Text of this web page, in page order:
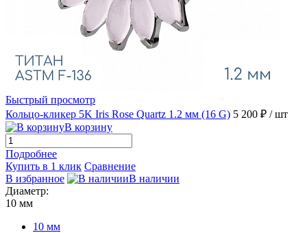
Быстрый просмотр
Кольцо-кликер 5K Iris Rose Quartz 1.2 мм (16 G) 5 200 ₽ / шт
В корзину
Подробнее
Купить в 1 клик Сравнение
В избранное
В наличии
Диаметр:
10 мм
10 мм